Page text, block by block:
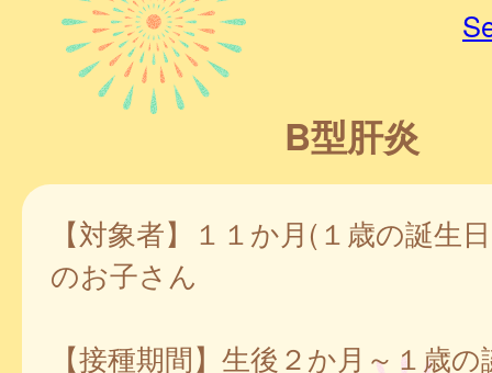
B型肝炎
【対象者】１１か月(１歳の誕生
のお子さん
【接種期間】生後２か月～１歳